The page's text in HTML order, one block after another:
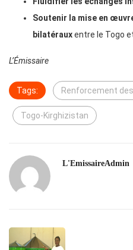
Soutenir la mise en
bilatérauxentre le Togo
L’Émissaire
Tags: Renforcement
Togo-Kirghizistan
L'EmissaireAdmin